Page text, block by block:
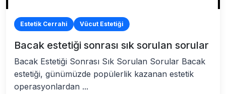
Estetik Cerrahi Vücut Estetiği
Bacak estetiği sonrası sık sorulan sorular
Bacak Estetiği Sonrası Sık Sorulan Sorular Bacak
estetiği, günümüzde popülerlik kazanan estetik
operasyonlardan ...